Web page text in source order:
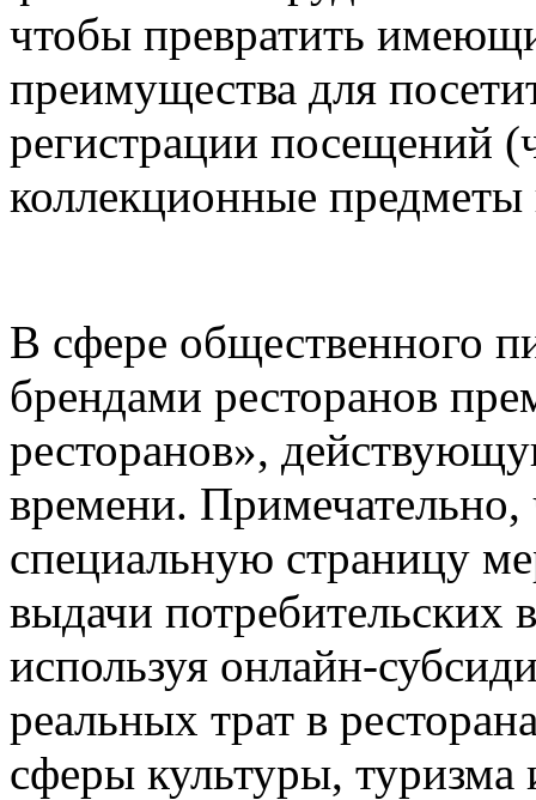
чтобы превратить
преимущества для
регистрации посещений
коллекционные
В сфере общественного
брендами ресторанов
ресторанов»,
времени. Примечательно,
специальную страницу
выдачи потребительских
используя онлайн-
реальных трат в
сферы культуры, туризма